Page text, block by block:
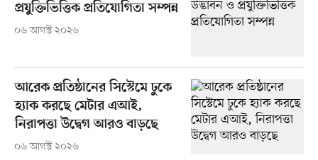
প্রযুক্তিভিত্তিক প্রতিযোগিতা সম্পন্ন
০৬ আগস্ট ২০২৬
আরেক প্রতিষ্ঠানের সিস্টেমে ঢুকে
হ্যাক করছে মেটার এআই,
নিরাপত্তা উদ্বেগ আরও বাড়ছে
০৬ আগস্ট ২০২৬